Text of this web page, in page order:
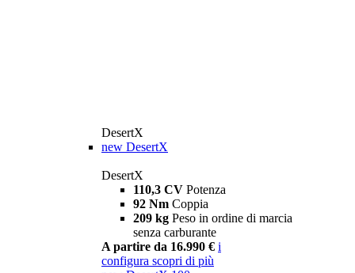
DesertX
new DesertX
DesertX
110,3 CV Potenza
92 Nm Coppia
209 kg Peso in ordine di marcia
senza carburante
A partire da 16.990 € i
configura scopri di più